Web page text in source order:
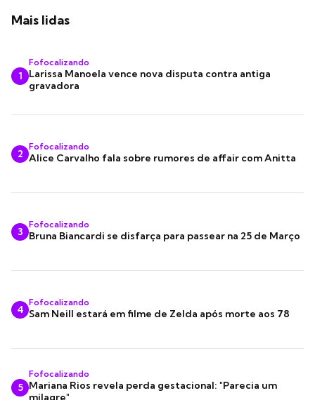
Mais lidas
1
Fofocalizando
Larissa Manoela vence nova disputa contra antiga
gravadora
2
Fofocalizando
Alice Carvalho fala sobre rumores de affair com Anitta
3
Fofocalizando
Bruna Biancardi se disfarça para passear na 25 de Março
4
Fofocalizando
Sam Neill estará em filme de Zelda após morte aos 78
5
Fofocalizando
Mariana Rios revela perda gestacional: "Parecia um
milagre"